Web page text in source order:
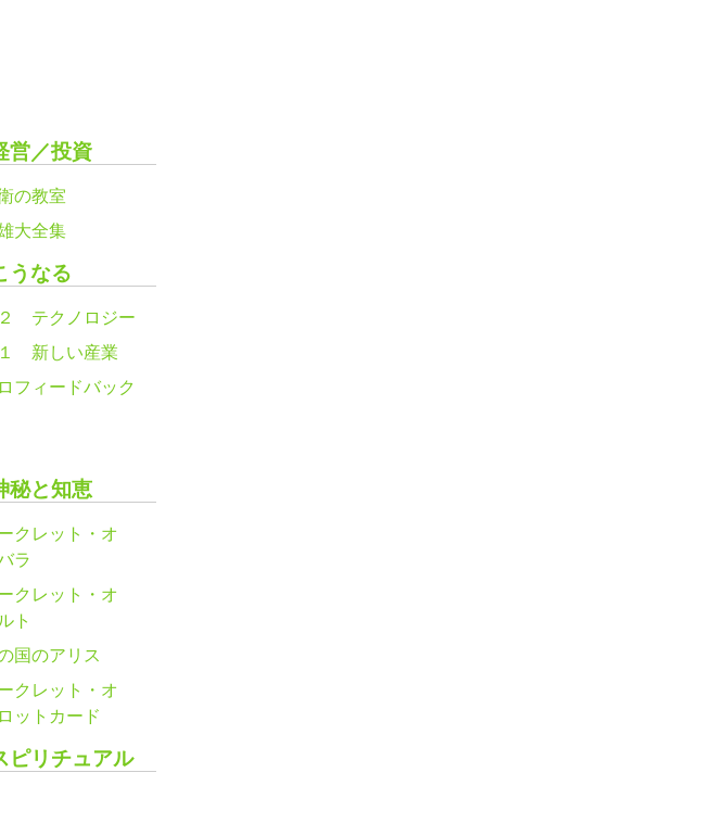
営／投資
の教室
大全集
うなる
テクノロジー
新しい産業
フィードバック
秘と知恵
クレット・オ
ラ
クレット・オ
ト
国のアリス
クレット・オ
ットカード
ピリチュアル